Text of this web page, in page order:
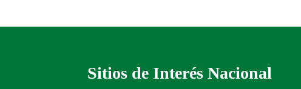
Sitios de Interés Nacional